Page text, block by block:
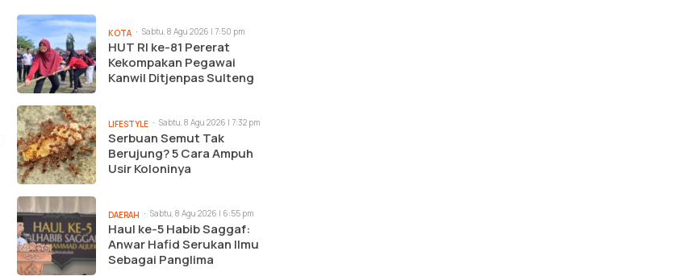
KOTA Sabtu, 8 Agu 2026 | 7:50 pm
HUT RI ke-81 Pererat
Kekompakan Pegawai
Kanwil Ditjenpas Sulteng
LIFESTYLE Sabtu, 8 Agu 2026 | 7:32 pm
Serbuan Semut Tak
Berujung? 5 Cara Ampuh
Usir Koloninya
DAERAH Sabtu, 8 Agu 2026 | 6:55 pm
Haul ke-5 Habib Saggaf:
Anwar Hafid Serukan Ilmu
Sebagai Panglima